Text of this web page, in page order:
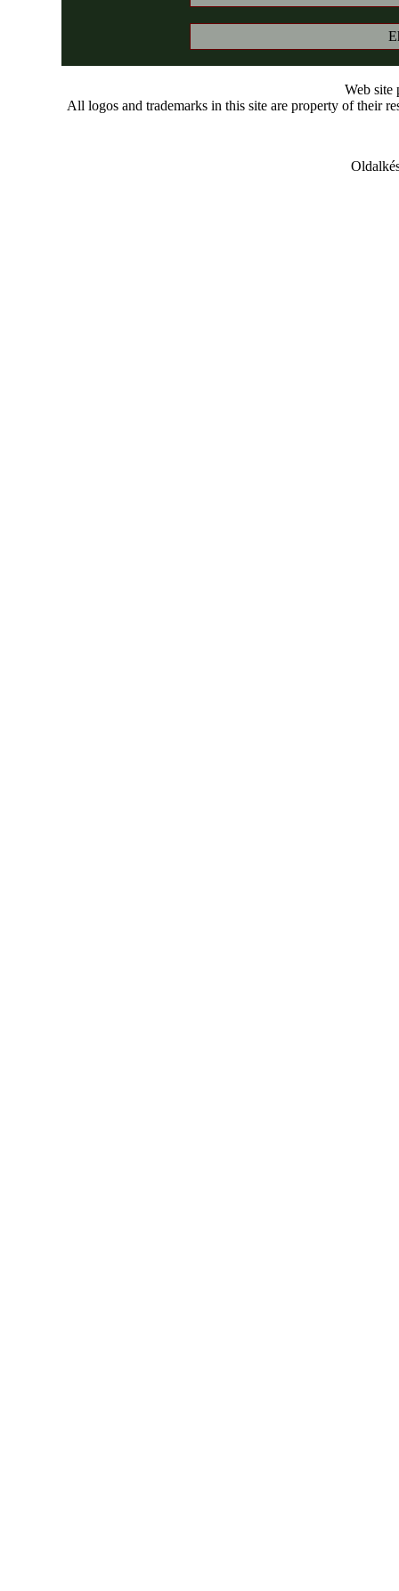
Web site
All logos and trademarks in this site are property of their